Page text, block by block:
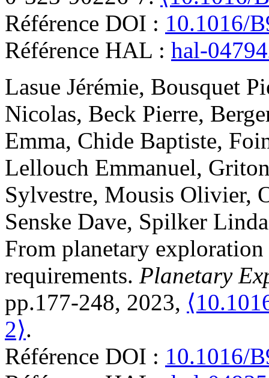
Référence DOI : 10.1016/
Référence HAL : hal-
Lasue Jérémie, Bousquet
Nicolas, Beck Pierre,
Emma, Chide Baptiste,
Lellouch Emmanuel,
Sylvestre, Mousis Olivier,
Senske Dave, Spilker Linda
From planetary
requirements. Planetary
pp.177-248, 2023,
2⟩.
Référence DOI : 10.1016/